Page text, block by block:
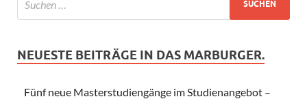
NEUESTE BEITRÄGE IN DAS MARBURGER.
Fünf neue Masterstudiengänge im Studienangebot –